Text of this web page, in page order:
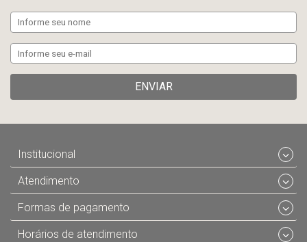
ENVIAR
Institucional
Atendimento
Formas de pagamento
Horários de atendimento